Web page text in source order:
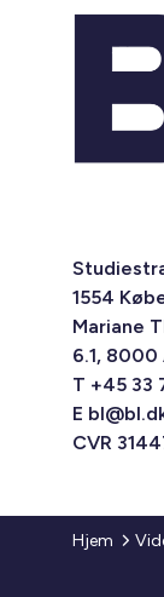
1554
Mariane
6.1, 8000
T +45 33
E
CVR
Hjem